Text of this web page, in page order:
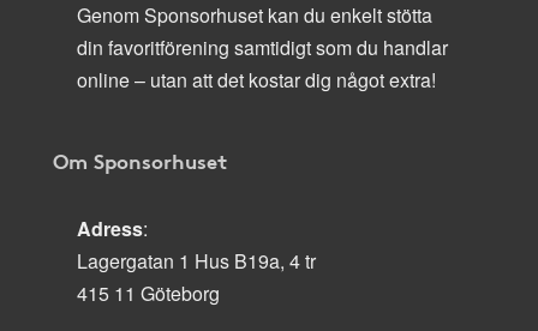
Genom Sponsorhuset kan du enkelt stötta
din favoritförening samtidigt som du handlar
online – utan att det kostar dig något extra!
Om Sponsorhuset
Adress:
Lagergatan 1 Hus B19a, 4 tr
415 11 Göteborg